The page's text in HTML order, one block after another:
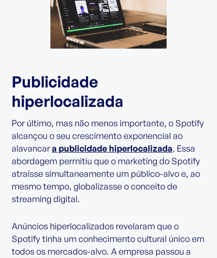
Publicidade
hiperlocalizada
Por último, mas não menos importante, o Spotify
alcançou o seu crescimento exponencial ao
alavancara publicidade hiperlocalizada. Essa
abordagem permitiu que o marketing do Spotify
atraísse simultaneamente um público-alvo e, ao
mesmo tempo, globalizasse o conceito de
streaming digital.
Anúncios hiperlocalizados revelaram que o
Spotify tinha um conhecimento cultural único em
todos os mercados-alvo. A empresa passou a